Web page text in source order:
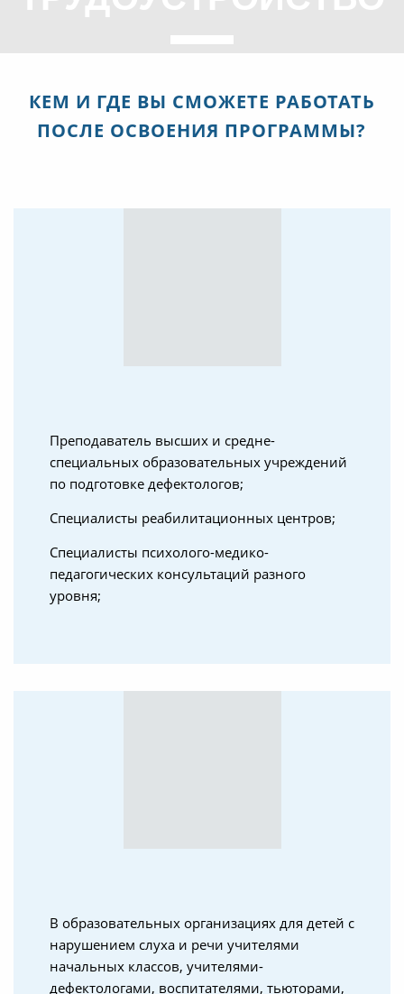
КЕМ И ГДЕ ВЫ СМОЖЕТЕ РАБОТАТЬ
ПОСЛЕ ОСВОЕНИЯ ПРОГРАММЫ?
Преподаватель высших и средне-
специальных образовательных учреждений
по подготовке дефектологов;
Специалисты реабилитационных центров;
Специалисты психолого-медико-
педагогических консультаций разного
уровня;
В образовательных организациях для детей с
нарушением слуха и речи учителями
начальных классов, учителями-
дефектологами, воспитателями, тьюторами,